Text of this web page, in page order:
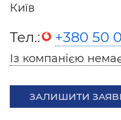
Київ
Тел.: +380 50
Із компанією
ЗАЛИШИТИ